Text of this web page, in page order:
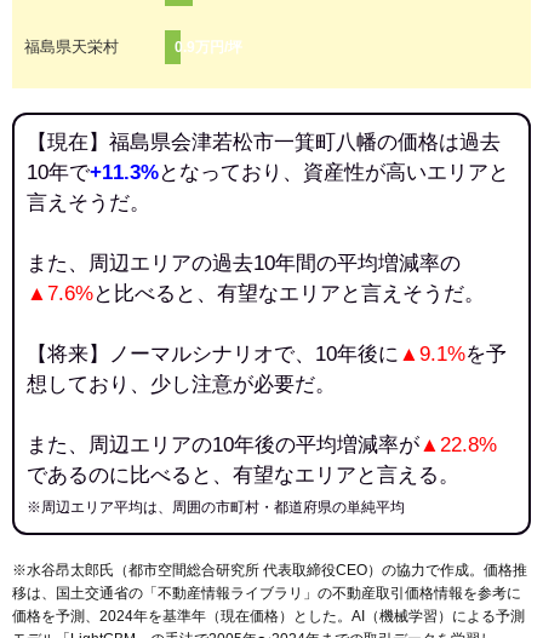
福島県天栄村 0.9万円/坪
【現在】福島県会津若松市一箕町八幡の価格は過去
10年で+11.3%となっており、資産性が高いエリアと
言えそうだ。
また、周辺エリアの過去10年間の平均増減率の
▲7.6%と比べると、有望なエリアと言えそうだ。
【将来】ノーマルシナリオで、10年後に ▲9.1%を予
想しており、少し注意が必要だ。
また、周辺エリアの10年後の平均増減率が▲22.8%
であるのに比べると、有望なエリアと言える。
※周辺エリア平均は、周囲の市町村・都道府県の単純平均
※水谷昂太郎氏（都市空間総合研究所 代表取締役CEO）の協力で作成。価格推
移は、国土交通省の「 不動産情報ライブラリ 」の不動産取引価格情報を参考に
価格を予測、2024年を基準年（現在価格）とした。AI（機械学習）による予測